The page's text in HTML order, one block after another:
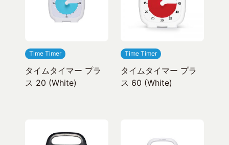
Time Timer
タイムタイマー プラ
ス 20 (White)
Time Timer
タイムタイマー プラ
ス 60 (White)